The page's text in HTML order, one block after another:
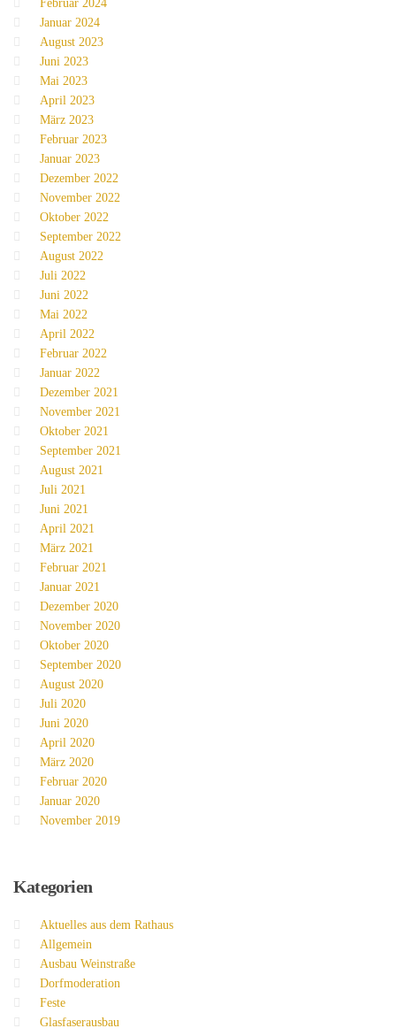
Februar 2024
Januar 2024
August 2023
Juni 2023
Mai 2023
April 2023
März 2023
Februar 2023
Januar 2023
Dezember 2022
November 2022
Oktober 2022
September 2022
August 2022
Juli 2022
Juni 2022
Mai 2022
April 2022
Februar 2022
Januar 2022
Dezember 2021
November 2021
Oktober 2021
September 2021
August 2021
Juli 2021
Juni 2021
April 2021
März 2021
Februar 2021
Januar 2021
Dezember 2020
November 2020
Oktober 2020
September 2020
August 2020
Juli 2020
Juni 2020
April 2020
März 2020
Februar 2020
Januar 2020
November 2019
Kategorien
Aktuelles aus dem Rathaus
Allgemein
Ausbau Weinstraße
Dorfmoderation
Feste
Glasfaserausbau